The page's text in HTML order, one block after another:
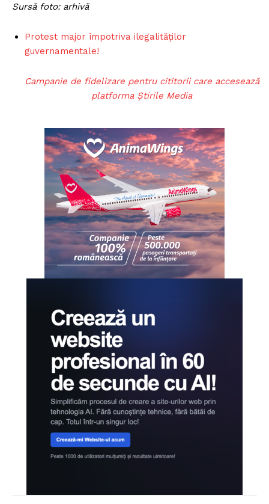
Sursă foto: arhivă
Protest major împotriva ilegalităților
guvernamentale!
Campanie de fidelizare pentru cititorii care accesează
platforma Știrile Media